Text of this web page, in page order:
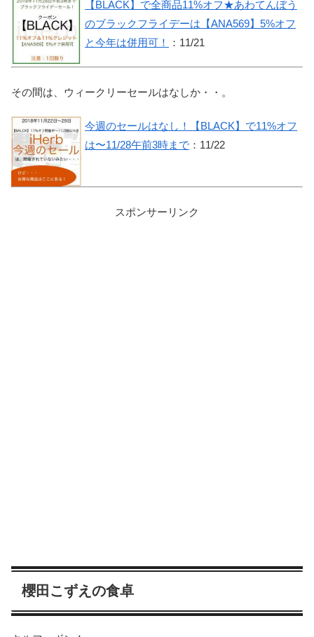
【BLACK】で全商品11%オフ★あわてんぼう
のブラックフライデーは【ANA569】5%オフ
と今年は併用可！
：11/21
その間は、ウィークリーセールはなしか・・。
今週のセールはなし！【BLACK】で11%オフ
は〜11/28午前3時まで ：11/22
スポンサーリンク
櫻田こずえの食卓